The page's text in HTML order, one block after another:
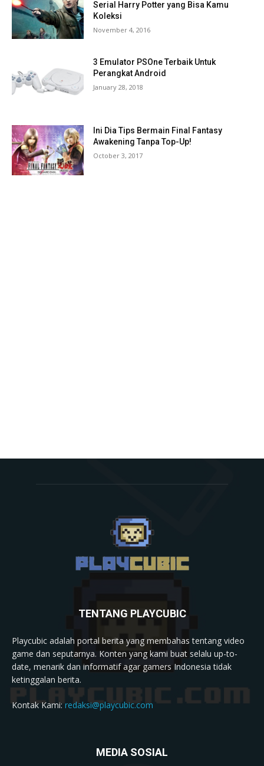
Serial Harry Potter yang Bisa Kamu
Koleksi
November 4, 2016
3 Emulator PSOne Terbaik Untuk
Perangkat Android
January 28, 2018
Ini Dia Tips Bermain Final Fantasy
Awakening Tanpa Top-Up!
October 3, 2017
TENTANG PLAYCUBIC
Playcubic adalah portal berita yang membahas tentang video
game dan seputarnya. Konten yang kami buat selalu up-to-
date, menarik dan informatif agar gamers Indonesia tidak
ketinggalan berita.
Kontak Kami:redaksi@playcubic.com
MEDIA SOSIAL